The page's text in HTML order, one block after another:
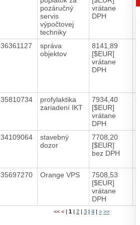
pozáručný
servis
výpočtovej
techniky
vrátane
DPH
36361127
správa
objektov
8141,89
[$EUR]
vrátane
DPH
35810734
profylaktika
zariadení IKT
7934,40
[$EUR]
vrátane
DPH
34109064
stavebný
dozor
7708,20
[$EUR]
bez DPH
35697270 Orange VPS
7508,53
[$EUR]
vrátane
DPH
<< <| 1| 2| 3| 4| > >>